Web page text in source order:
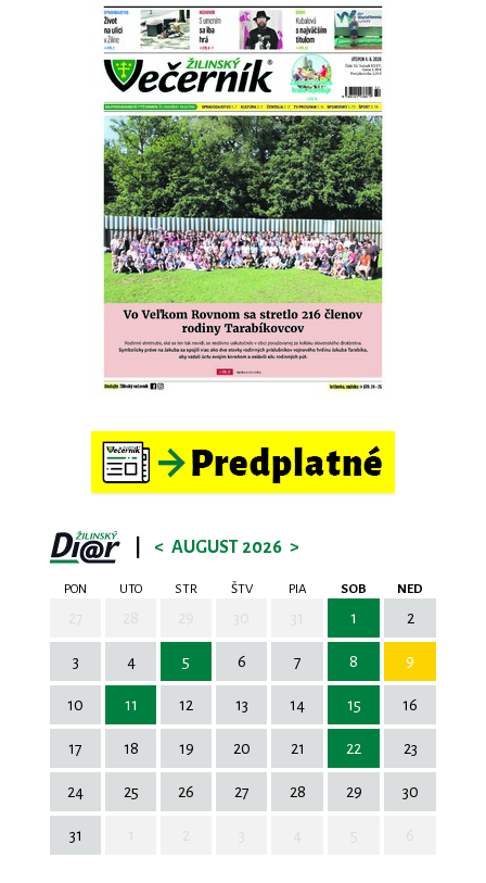
< AUGUST 2026 >
PON UTO STR ŠTV PIA SOB NED
1 2
3 4 5 6 7 8 9
10 11 12 13 14 15 16
17 18 19 20 21 22 23
24 25 26 27 28 29 30
31